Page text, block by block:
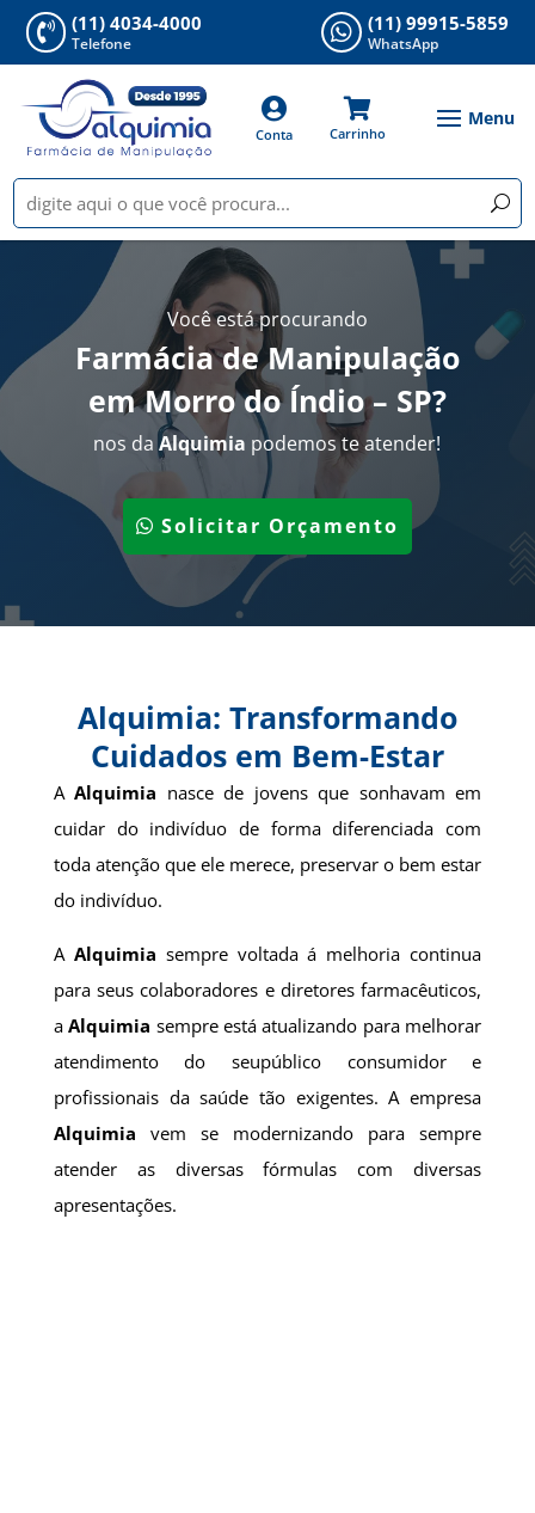
 (11) 4034-4000
Telefone  (11) 99915-5859
WhatsApp

Conta

Carrinho
Você está procurando
Farmácia de Manipulação
em Morro do Índio – SP?
nos daAlquimia podemos te atender!
Solicitar Orçamento
Alquimia: Transformando
Cuidados em Bem-Estar
AAlquimia nasce de jovens que sonhavam em
cuidar do indivíduo de forma diferenciada com
toda atenção que ele merece, preservar o bem estar
do indivíduo.
A Alquimia sempre voltada á melhoria continua
para seus colaboradores e diretores farmacêuticos,
aAlquimia sempre está atualizando para melhorar
atendimento do seupúblico consumidor e
profissionais da saúde tão exigentes. A empresa
Alquimia vem se modernizando para sempre
atender as diversas fórmulas com diversas
apresentações.